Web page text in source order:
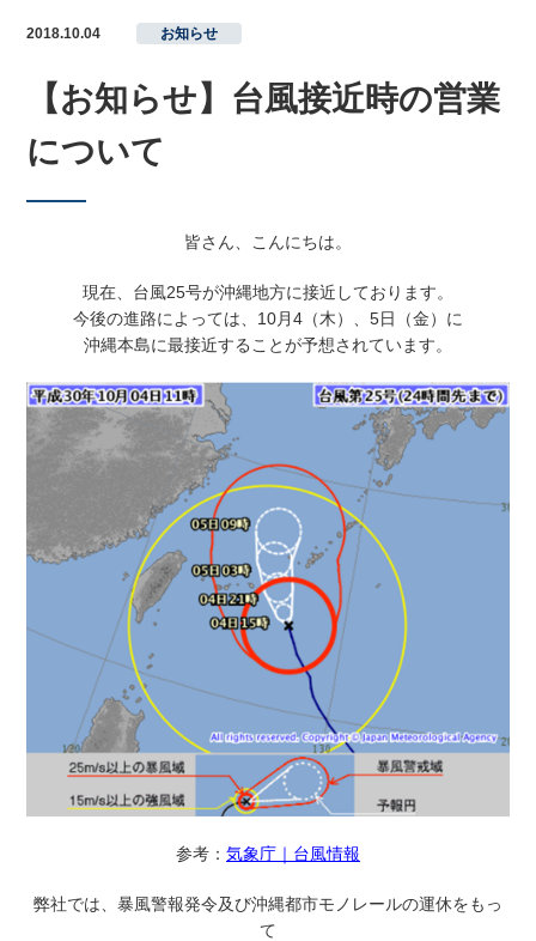
2018.10.04 お知らせ
【お知らせ】台風接近時の営業
について
皆さん、こんにちは。
現在、台風25号が沖縄地方に接近しております。
今後の進路によっては、10月4（木）、5日（金）に
沖縄本島に最接近することが予想されています。
参考： 気象庁｜台風情報
弊社では、暴風警報発令及び沖縄都市モノレールの運休をもっ
て